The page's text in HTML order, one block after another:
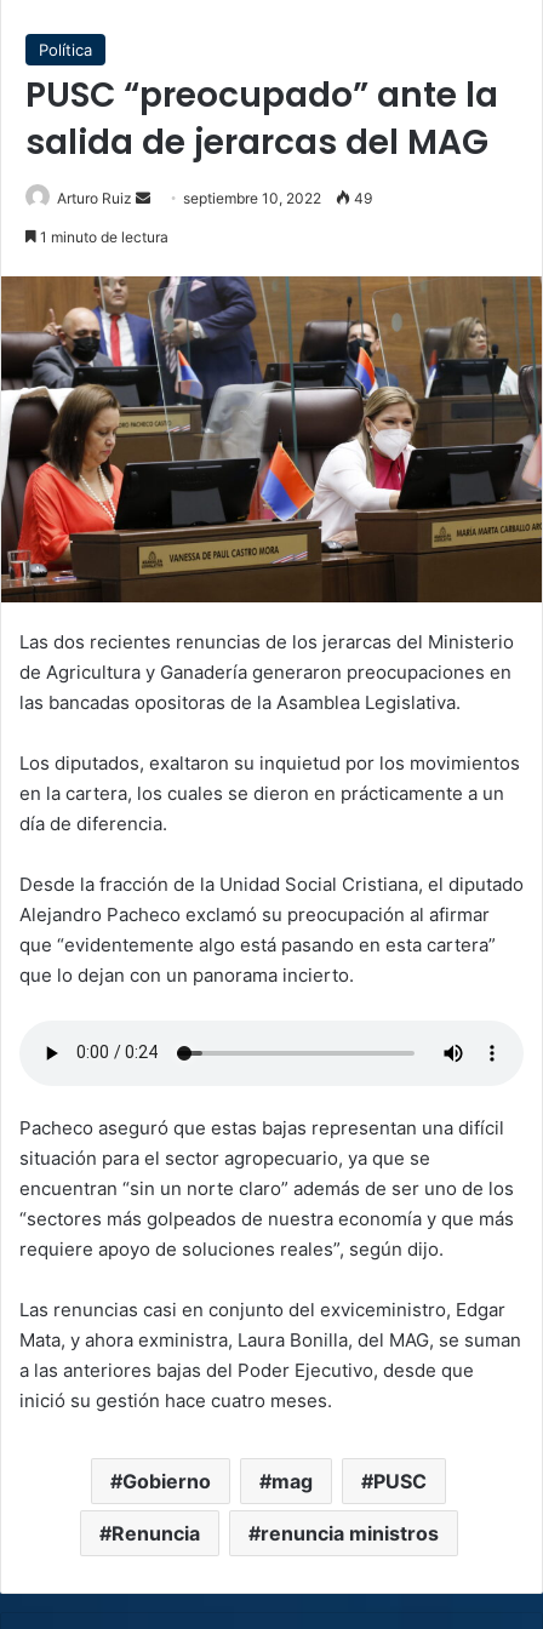
Política
PUSC “preocupado” ante la
salida de jerarcas del MAG
Arturo Ruiz
Sendseptiembre 10, 2022 49
1 minuto de lectura
Las dos recientes renuncias de los jerarcas del Ministerio
de Agricultura y Ganadería generaron preocupaciones en
las bancadas opositoras de la Asamblea Legislativa.
Los diputados, exaltaron su inquietud por los movimientos
en la cartera, los cuales se dieron en prácticamente a un
día de diferencia.
Desde la fracción de la Unidad Social Cristiana, el diputado
Alejandro Pacheco exclamó su preocupación al afirmar
que “evidentemente algo está pasando en esta cartera”
que lo dejan con un panorama incierto.
Pacheco aseguró que estas bajas representan una difícil
situación para el sector agropecuario, ya que se
encuentran “sin un norte claro” además de ser uno de los
“sectores más golpeados de nuestra economía y que más
requiere apoyo de soluciones reales”, según dijo.
Las renuncias casi en conjunto del exviceministro, Edgar
Mata, y ahora exministra, Laura Bonilla, del MAG, se suman
a las anteriores bajas del Poder Ejecutivo, desde que
inició su gestión hace cuatro meses.
Gobierno mag PUSC
Renuncia renuncia ministros